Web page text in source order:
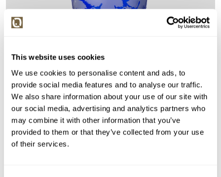
This website uses cookies
We use cookies to personalise content and ads, to
provide social media features and to analyse our traffic.
We also share information about your use of our site with
our social media, advertising and analytics partners who
may combine it with other information that you’ve
provided to them or that they’ve collected from your use
of their services.
Detail položky
> Zobrazit detail položky a informace o autorovi